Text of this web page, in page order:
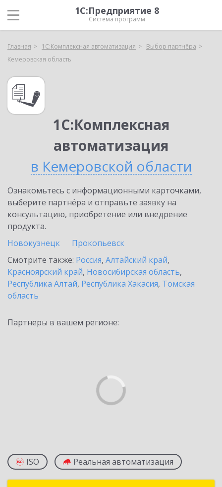
1С:Предприятие 8
Система программ
Главная 1С:Комплексная автоматизация
Выбор партнёра
Кемеровская область
1С:Комплексная
автоматизация
в Кемеровской области
Ознакомьтесь с информационными карточками,
выберите партнёра и отправьте заявку на
консультацию, приобретение или внедрение
продукта.
Новокузнецк
Прокопьевск
Смотрите также: Россия, Алтайский край,
Красноярский край, Новосибирская область,
Республика Алтай, Республика Хакасия, Томская
область
Партнеры в вашем регионе:
ISO Реальная автоматизация